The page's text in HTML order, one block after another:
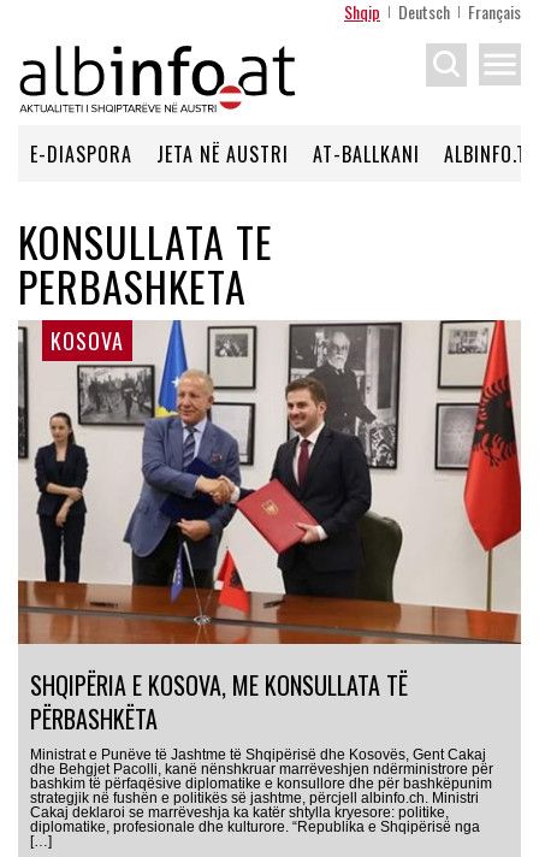
Shqip Deutsch Français
menu
E-DIASPORA JETA NË AUSTRI AT-BALLKANI ALBINFO.TV
KONSULLATA TE
PERBASHKETA
KOSOVA
SHQIPËRIA E KOSOVA, ME KONSULLATA TË
PËRBASHKËTA
Ministrat e Punëve të Jashtme të Shqipërisë dhe Kosovës, Gent Cakaj
dhe Behgjet Pacolli, kanë nënshkruar marrëveshjen ndërministrore për
bashkim të përfaqësive diplomatike e konsullore dhe për bashkëpunim
strategjik në fushën e politikës së jashtme, përcjell albinfo.ch. Ministri
Cakaj deklaroi se marrëveshja ka katër shtylla kryesore: politike,
diplomatike, profesionale dhe kulturore. “Republika e Shqipërisë nga
[…]